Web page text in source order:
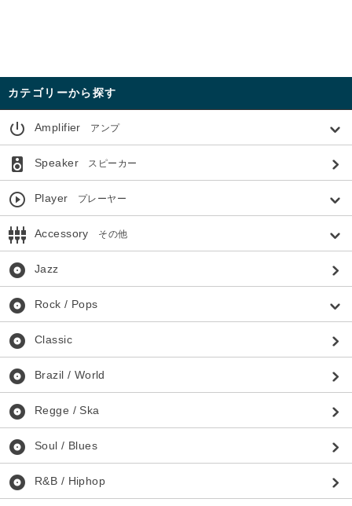
カテゴリーから探す
power_settings_new Amplifier アンプ
speaker Speakerスピーカー
play_circle_outline Player プレーヤー
settings_input_component Accessory その他
album Jazz
album Rock / Pops
album Classic
album Brazil / World
album Regge / Ska
album Soul / Blues
album R&B / Hiphop